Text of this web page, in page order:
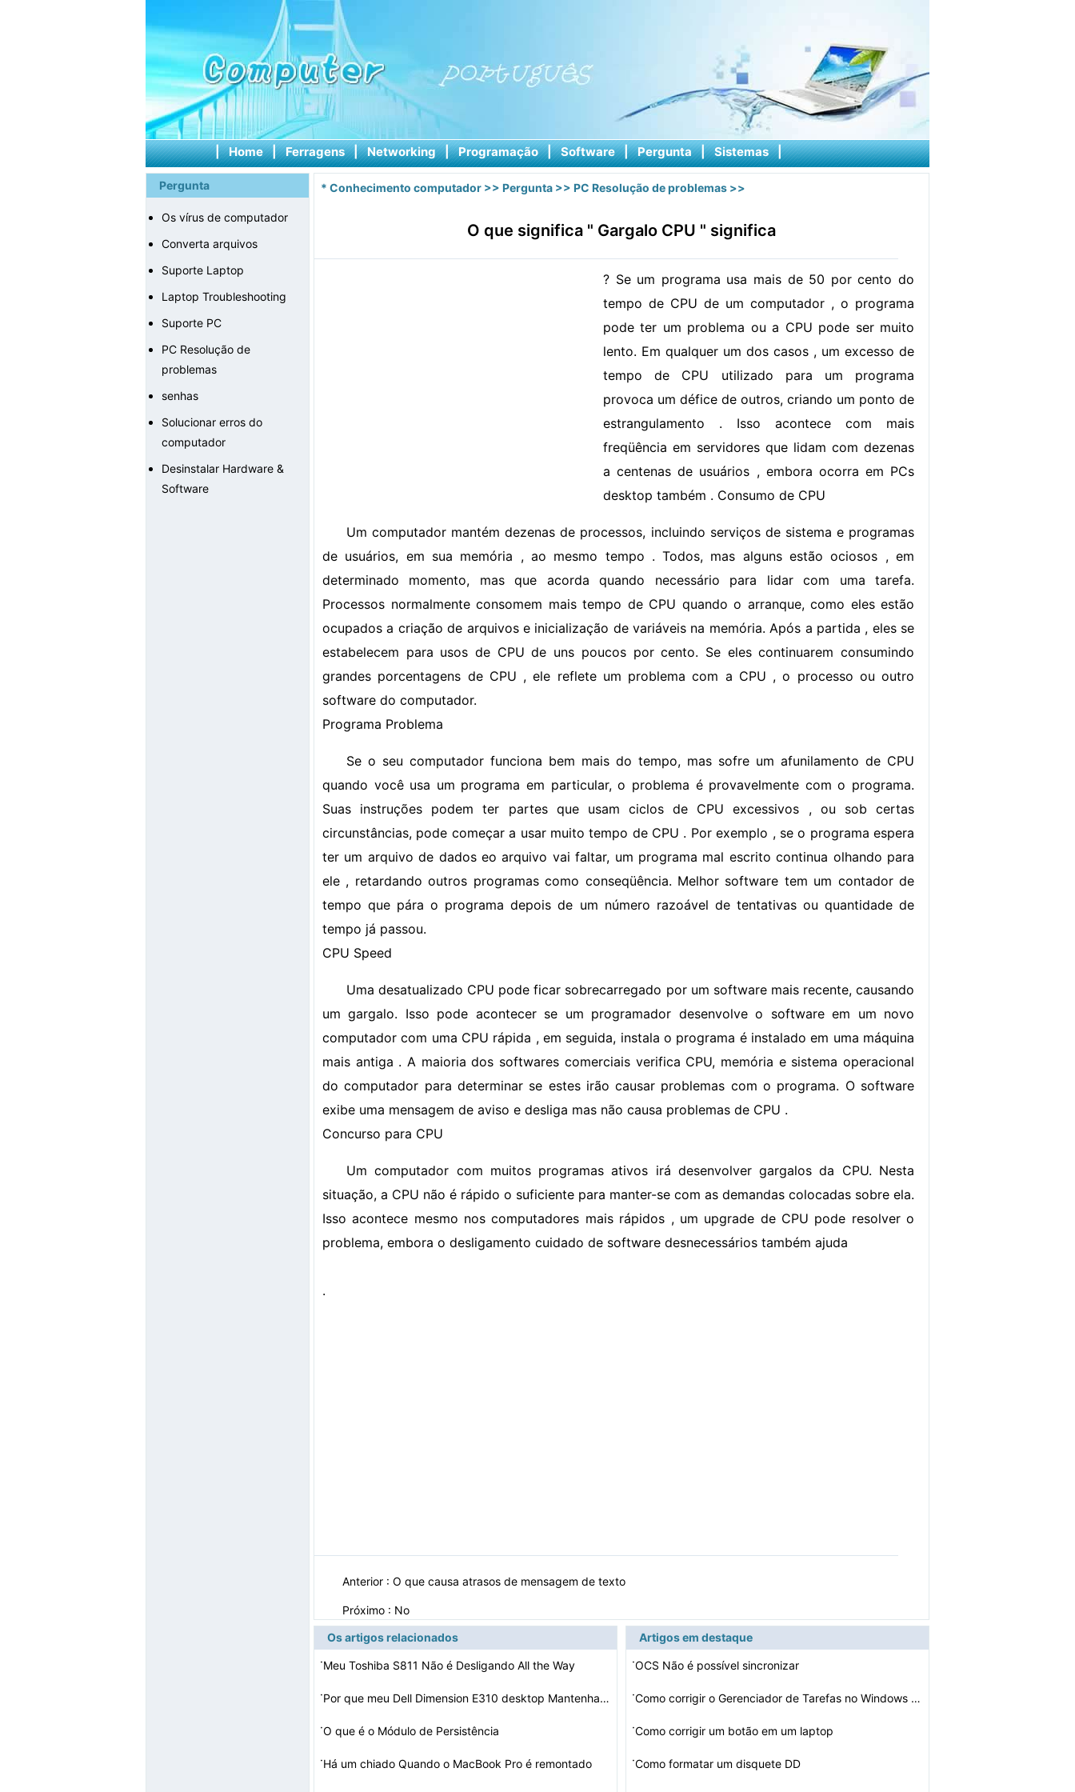
| Home | Ferragens | Networking | Programação | Software | Pergunta | Sistemas |
Pergunta
Os vírus de computador
Converta arquivos
Suporte Laptop
Laptop Troubleshooting
Suporte PC
PC Resolução de
problemas
senhas
Solucionar erros do
computador
Desinstalar Hardware &
Software
* Conhecimento computador >> Pergunta >> PC Resolução de problemas >>
O que significa " Gargalo CPU " significa
? Se um programa usa mais de 50 por cento do
tempo de CPU de um computador , o programa
pode ter um problema ou a CPU pode ser muito
lento. Em qualquer um dos casos , um excesso de
tempo de CPU utilizado para um programa
provoca um défice de outros, criando um ponto de
estrangulamento . Isso acontece com mais
freqüência em servidores que lidam com dezenas
a centenas de usuários , embora ocorra em PCs
desktop também . Consumo de CPU
Um computador mantém dezenas de processos, incluindo serviços de sistema e programas
de usuários, em sua memória , ao mesmo tempo . Todos, mas alguns estão ociosos , em
determinado momento, mas que acorda quando necessário para lidar com uma tarefa.
Processos normalmente consomem mais tempo de CPU quando o arranque, como eles estão
ocupados a criação de arquivos e inicialização de variáveis ​​na memória. Após a partida , eles se
estabelecem para usos de CPU de uns poucos por cento. Se eles continuarem consumindo
grandes porcentagens de CPU , ele reflete um problema com a CPU , o processo ou outro
software do computador.
Programa Problema
Se o seu computador funciona bem mais do tempo, mas sofre um afunilamento de CPU
quando você usa um programa em particular, o problema é provavelmente com o programa.
Suas instruções podem ter partes que usam ciclos de CPU excessivos , ou sob certas
circunstâncias, pode começar a usar muito tempo de CPU . Por exemplo , se o programa espera
ter um arquivo de dados eo arquivo vai faltar, um programa mal escrito continua olhando para
ele , retardando outros programas como conseqüência. Melhor software tem um contador de
tempo que pára o programa depois de um número razoável de tentativas ou quantidade de
tempo já passou.
CPU Speed ​​
Uma desatualizado CPU pode ficar sobrecarregado por um software mais recente, causando
um gargalo. Isso pode acontecer se um programador desenvolve o software em um novo
computador com uma CPU rápida , em seguida, instala o programa é instalado em uma máquina
mais antiga . A maioria dos softwares comerciais verifica CPU, memória e sistema operacional
do computador para determinar se estes irão causar problemas com o programa. O software
exibe uma mensagem de aviso e desliga mas não causa problemas de CPU .
Concurso para CPU
Um computador com muitos programas ativos irá desenvolver gargalos da CPU. Nesta
situação, a CPU não é rápido o suficiente para manter-se com as demandas colocadas sobre ela.
Isso acontece mesmo nos computadores mais rápidos , um upgrade de CPU pode resolver o
problema, embora o desligamento cuidado de software desnecessários também ajuda
.
Anterior : O que causa atrasos de mensagem de texto
Próximo : No
Os artigos relacionados
·Meu Toshiba S811 Não é Desligando All the Way
· Por que meu Dell Dimension E310 desktop Mantenha travan…
·O que é o Módulo de Persistência
·Há um chiado Quando o MacBook Pro é remontado
Artigos em destaque
·OCS Não é possível sincronizar
· Como corrigir o Gerenciador de Tarefas no Windows Vista…
·Como corrigir um botão em um laptop
·Como formatar um disquete DD